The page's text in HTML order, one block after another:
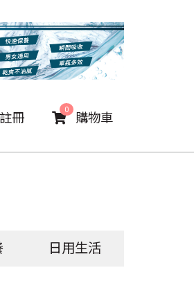
冊 購物車
0
日用生活